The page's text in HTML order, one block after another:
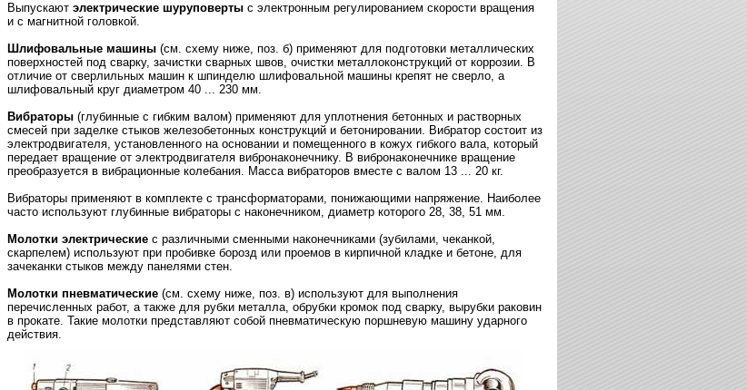
Выпускают электрические шуруповертыс электронным регулированием скорости вращения
и с магнитной головкой.
Шлифовальные машины(см. схему ниже, поз. б) применяют для подготовки металлических
поверхностей под сварку, зачистки сварных швов, очистки металлоконструкций от коррозии. В
отличие от сверлильных машин к шпинделю шлифовальной машины крепят не сверло, а
шлифовальный круг диаметром 40 ... 230 мм.
Вибраторы(глубинные с гибким валом) применяют для уплотнения бетонных и растворных
смесей при заделке стыков железобетонных конструкций и бетонировании. Вибратор состоит из
электродвигателя, установленного на основании и помещенного в кожух гибкого вала, который
передает вращение от электродвигателя вибронаконечнику. В вибронаконечнике вращение
преобразуется в вибрационные колебания. Масса вибраторов вместе с валом 13 ... 20 кг.
Вибраторы применяют в комплекте с трансформаторами, понижающими напряжение. Наиболее
часто используют глубинные вибраторы с наконечником, диаметр которого 28, 38, 51 мм.
Молотки электрическиес различными сменными наконечниками (зубилами, чеканкой,
скарпелем) используют при пробивке борозд или проемов в кирпичной кладке и бетоне, для
зачеканки стыков между панелями стен.
Молотки пневматические(см. схему ниже, поз. в) используют для выполнения
перечисленных работ, а также для рубки металла, обрубки кромок под сварку, вырубки раковин
в прокате. Такие молотки представляют собой пневматическую поршневую машину ударного
действия.